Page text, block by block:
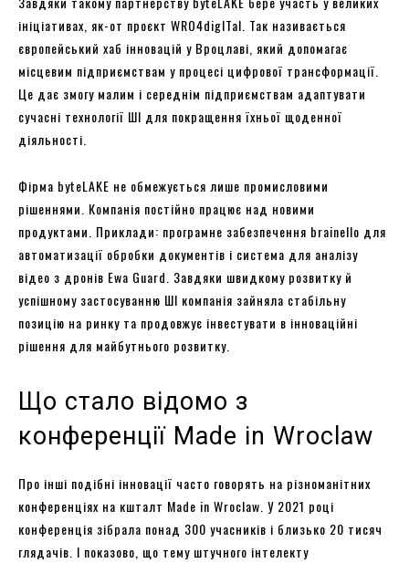
ініціативах, як-от проєкт WRO4digITal. Так називається
європейський хаб інновацій у Вроцлаві, який допомагає
місцевим підприємствам у процесі цифрової трансформації.
Це дає змогу малим і середнім підприємствам адаптувати
сучасні технології ШІ для покращення їхньої щоденної
діяльності.
Фірма byteLAKE не обмежується лише промисловими
рішеннями. Компанія постійно працює над новими
продуктами. Приклади: програмне забезпечення brainello для
автоматизації обробки документів і система для аналізу
відео з дронів Ewa Guard. Завдяки швидкому розвитку й
успішному застосуванню ШІ компанія зайняла стабільну
позицію на ринку та продовжує інвестувати в інноваційні
рішення для майбутнього розвитку.
Що стало відомо з
конференції Made in Wroclaw
Про інші подібні інновації часто говорять на різноманітних
конференціях на кшталт Made in Wroclaw. У 2021 році
конференція зібрала понад 300 учасників і близько 20 тисяч
глядачів. І показово, що тему штучного інтелекту